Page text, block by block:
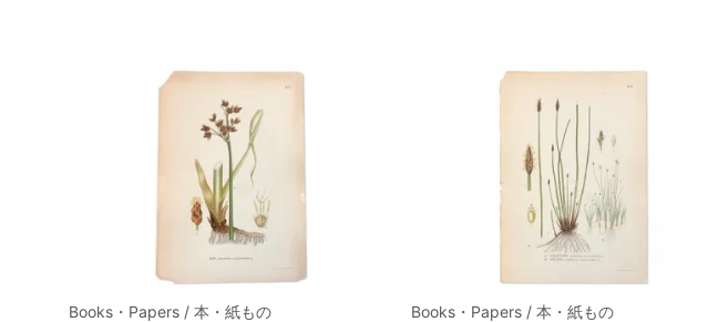
Books・Papers / 本・紙もの Books・Papers / 本・紙もの